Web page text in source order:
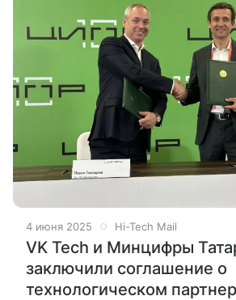
4 июня 2025 Hi-Tech Mail
VK Tech и Минцифры
заключили соглашение о
технологическом